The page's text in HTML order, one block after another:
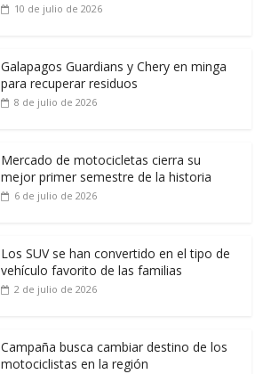
10 de julio de 2026
Galapagos Guardians y Chery en minga
para recuperar residuos
8 de julio de 2026
Mercado de motocicletas cierra su
mejor primer semestre de la historia
6 de julio de 2026
Los SUV se han convertido en el tipo de
vehículo favorito de las familias
2 de julio de 2026
Campaña busca cambiar destino de los
motociclistas en la región